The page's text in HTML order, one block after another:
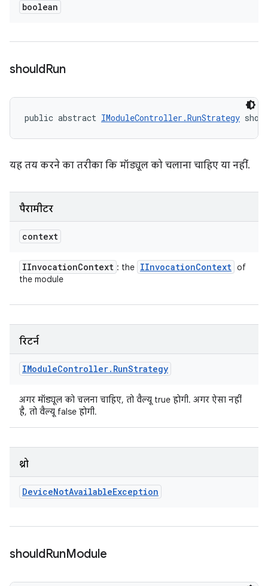
boolean
shouldRun
public abstract IModuleController.RunStrategy
यह तय करने का तरीका कि मॉड्यूल को चलाना चाहिए या नहीं.
पैरामीटर
context
IInvocationContext : the IInvocationContext of
the module
रिटर्न
IModuleController. RunStrategy
अगर मॉड्यूल को चलना चाहिए, तो वैल्यू true होगी. अगर ऐसा नहीं
है, तो वैल्यू false होगी.
थ्रो
DeviceNotAvailableException
shouldRunModule